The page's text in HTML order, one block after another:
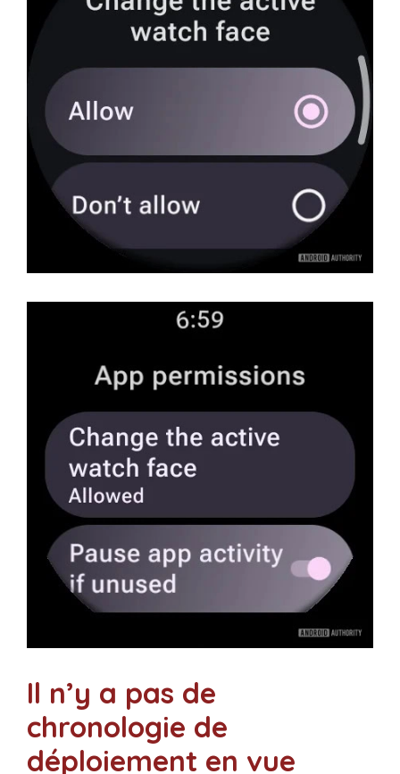
Il n’y a pas de
chronologie de
déploiement en vue